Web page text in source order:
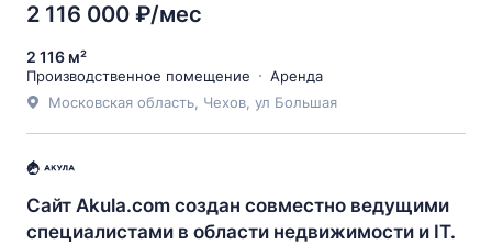
2 116 000 ₽/мес
2 116 м²
Производственное помещение
Аренда
Московская область, Чехов, ул Большая
Сайт Akula.com создан совместно ведущими
специалистами в области недвижимости и IT.